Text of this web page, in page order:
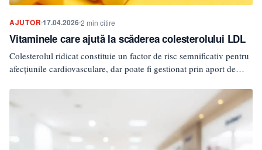
AJUTOR17.04.20262 min citire
Vitaminele care ajută la scăderea colesterolului LDL
Colesterolul ridicat constituie un factor de risc semnificativ pentru
afecțiunile cardiovasculare, dar poate fi gestionat prin aport de…